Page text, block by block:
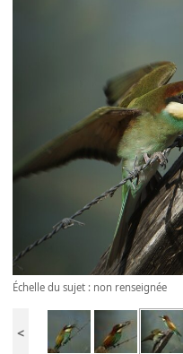
Échelle du sujet : non renseignée
<